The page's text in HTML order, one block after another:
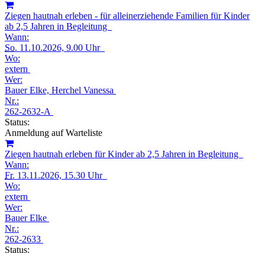
Ziegen hautnah erleben - für alleinerziehende Familien für Kinder
ab 2,5 Jahren in Begleitung
Wann:
So. 11.10.2026, 9.00 Uhr
Wo:
extern
Wer:
Bauer Elke, Herchel Vanessa
Nr.:
262-2632-A
Status:
Anmeldung auf Warteliste
Ziegen hautnah erleben für Kinder ab 2,5 Jahren in Begleitung
Wann:
Fr. 13.11.2026, 15.30 Uhr
Wo:
extern
Wer:
Bauer Elke
Nr.:
262-2633
Status: